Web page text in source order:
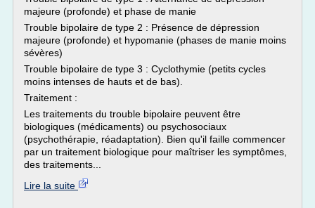
majeure (profonde) et phase de manie
Trouble bipolaire de type 2 : Présence de dépression
majeure (profonde) et hypomanie (phases de manie moins
sévères)
Trouble bipolaire de type 3 : Cyclothymie (petits cycles
moins intenses de hauts et de bas).
Traitement :
Les traitements du trouble bipolaire peuvent être
biologiques (médicaments) ou psychosociaux
(psychothérapie, réadaptation). Bien qu'il faille commencer
par un traitement biologique pour maîtriser les symptômes,
des traitements...
Lire la suite